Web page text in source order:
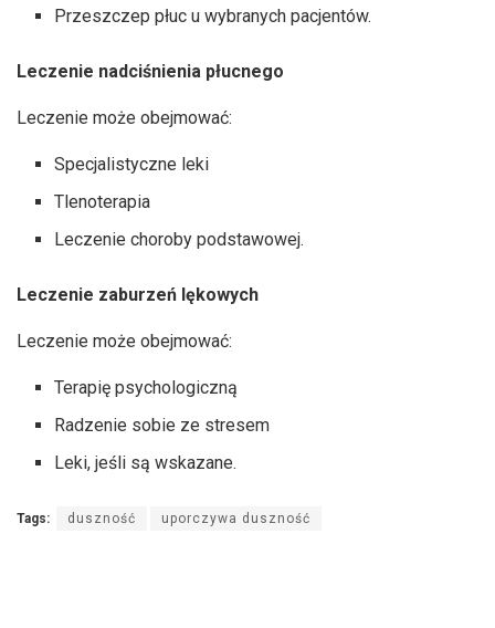
Przeszczep płuc u wybranych pacjentów.
Leczenie nadciśnienia płucnego
Leczenie może obejmować:
Specjalistyczne leki
Tlenoterapia
Leczenie choroby podstawowej.
Leczenie zaburzeń lękowych
Leczenie może obejmować:
Terapię psychologiczną
Radzenie sobie ze stresem
Leki, jeśli są wskazane.
Tags: duszność uporczywa duszność